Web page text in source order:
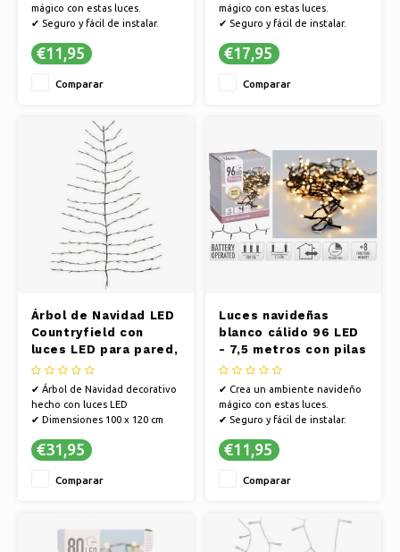
mágico con estas luces.
✔ Seguro y fácil de instalar.
cualquier estancia.
€11,95
Comparar
mágico con estas luces.
✔ Seguro y fácil de instalar.
cualquier estancia.
€17,95
Comparar
Árbol de Navidad LED
Countryfield con
luces LED para pared,
100 x 120 cm | 136 LED
✔ Árbol de Navidad decorativo
hecho con luces LED
✔ Dimensiones 100 x 120 cm
navideña de 2021
exteriores.
€31,95
Comparar
Luces navideñas
blanco cálido 96 LED
- 7,5 metros con pilas
(8 configuraciones)
✔ Crea un ambiente navideño
mágico con estas luces.
✔ Seguro y fácil de instalar.
cualquier estancia.
€11,95
Comparar